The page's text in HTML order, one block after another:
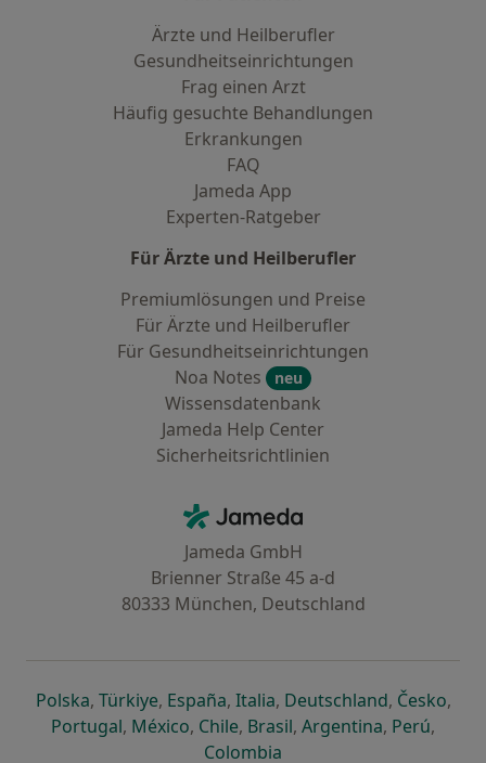
Ärzte und Heilberufler
Gesundheitseinrichtungen
Frag einen Arzt
Häufig gesuchte Behandlungen
Erkrankungen
FAQ
Jameda App
Experten-Ratgeber
Für Ärzte und Heilberufler
Premiumlösungen und Preise
Für Ärzte und Heilberufler
Für Gesundheitseinrichtungen
Noa Notes
neu
Wissensdatenbank
Jameda Help Center
Sicherheitsrichtlinien
Jameda - Startseite
Jameda GmbH
Brienner Straße 45 a-d
80333 München, Deutschland
Polskaöffnet in einer neuen Registerkarte
, Türkiyeöffnet in einer neuen Registerkarte
, Españaöffnet in einer neuen
, Italiaöffnet in einer neuen
, Deutschlandöffnet in
, Česko,
Portugalöffnet in einer neuen Registerkarte
, Méxicoöffnet in einer neuen Registerkarte
, Chileöffnet in einer neuen
, Brasilöffnet in einer neuen
, Argentinaöffnet in
, Perúöffnet
,
Colombia